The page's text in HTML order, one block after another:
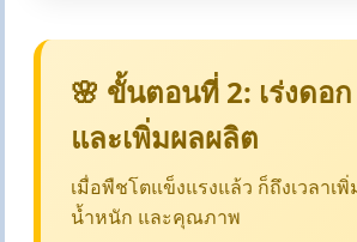
🌸 ขั้นตอนที่ 2: เร่งดอก
และเพิ่มผลผลิต
เมื่อพืชโตแข็งแรงแล้ว ก็ถึงเวลาเ
น้ำหนัก และคุณภาพ